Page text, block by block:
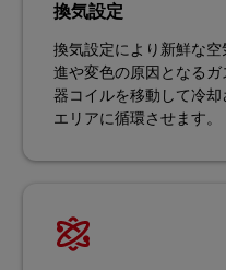
換気設定
換気設定により新鮮な
進や変色の原因となる
器コイルを移動して冷
エリアに循環させます。